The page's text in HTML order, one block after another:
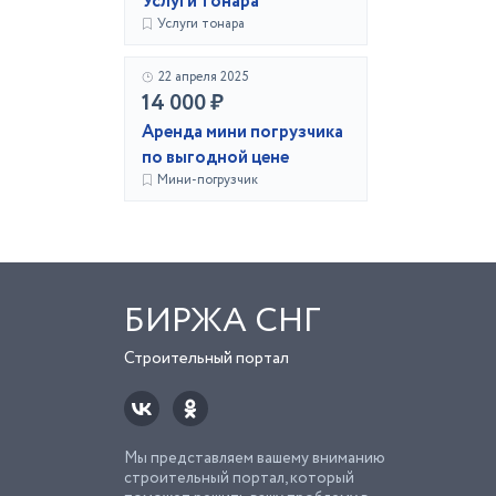
Услуги тонара
22 апреля 2025
14 000 ₽
Аренда мини погрузчика
по выгодной цене
Мини-погрузчик
БИРЖА СНГ
Строительный портал
Мы представляем вашему вниманию
строительный портал, который